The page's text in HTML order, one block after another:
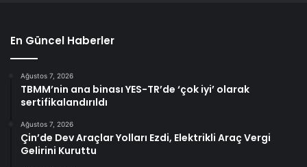
En Güncel Haberler
Ağustos 7, 2026
TBMM’nin ana binası YES-TR’de ‘çok iyi’ olarak
sertifikalandırıldı
Ağustos 7, 2026
Çin’de Dev Araçlar Yolları Ezdi, Elektrikli Araç Vergi
Gelirini Kuruttu